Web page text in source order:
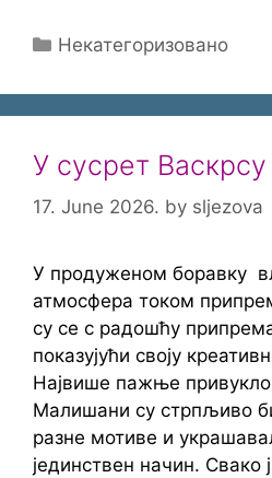
Categories
Некатегоризовано
У сусрет Васкрсу
17. June 2026. by sljezova
У продуженом боравку
атмосфера током
су се с радошћу
показујући своју
Највише пажње привукло
Малишани су стрпљиво
разне мотиве и
јединствен начин. Свако